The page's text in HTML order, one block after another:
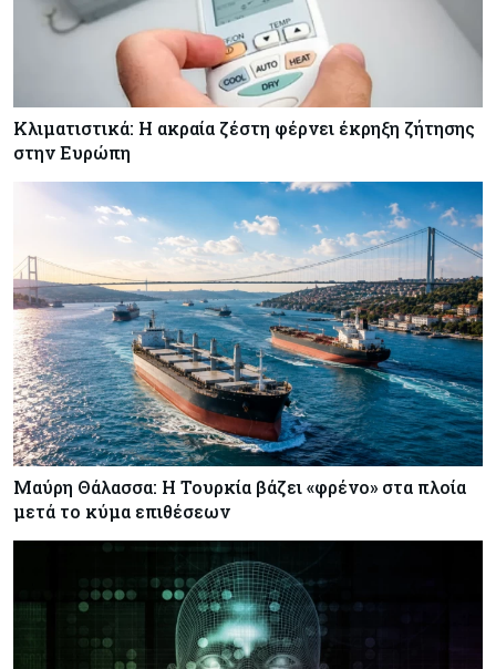
Κόσμος 08-08-2026
Οι πυρκαγιές κατακαίνε την Ευρώπη, αλλά οι
ζημιές δεν είναι ασφαλισμένες
Κόσμος
Γιατί οι κεντρικές τράπεζες αφήνουν τις αγορές
να «παίξουν μπάλα»
Κόσμος 08-08-2026
Ποιες χώρες έχουν τα περισσότερα ρομπότ
Κλιματιστικά: Η ακραία ζέστη φέρνει έκρηξη ζήτησης
στην Ευρώπη
Μαύρη Θάλασσα: Η Τουρκία βάζει «φρένο» στα πλοία
μετά το κύμα επιθέσεων